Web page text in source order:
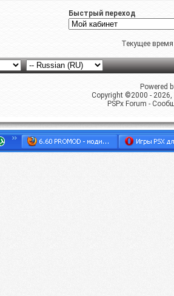
Быстрый переход
Текущее
Powered
Copyright ©2000 -
PSPx Forum -